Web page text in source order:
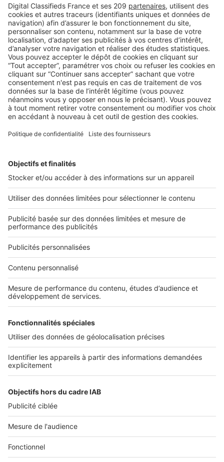
AU QUOTIDIEN
Quelles actualités publier sur le site
Internet de mon agence ?
L’actualité immobilière est un excellent moyen de
démontrer votre professionnalisme. Vous informez, vous
commentez et vous conseillez. ...
2 rue des Italiens 75009 Paris
01 53 38 80 00
Nos solutions pro
Actualités pro
Nous contacter
Connexion à My SeLoger Pro
Espace Presse